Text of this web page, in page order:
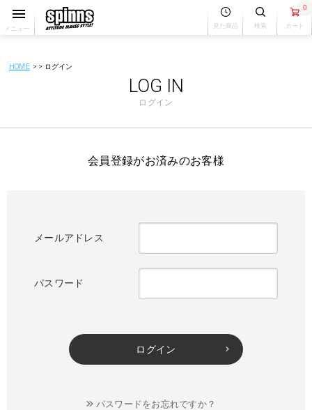
メニュー 見た商品 検索
0
カート
HOME ログイン
LOG IN
ログイン
会員登録がお済みのお客様
メールアドレス
パスワード
ログイン
パスワードをお忘れですか？